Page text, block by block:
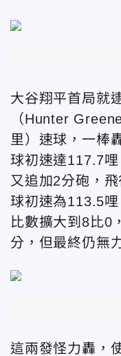
大谷翔平首局就
（Hunter
里）速球，一棒
球初速達117.7
又追加2分砲，
球初速為113.5
比數擴大到8比0
分，但最終仍無
這兩發怪力轟，